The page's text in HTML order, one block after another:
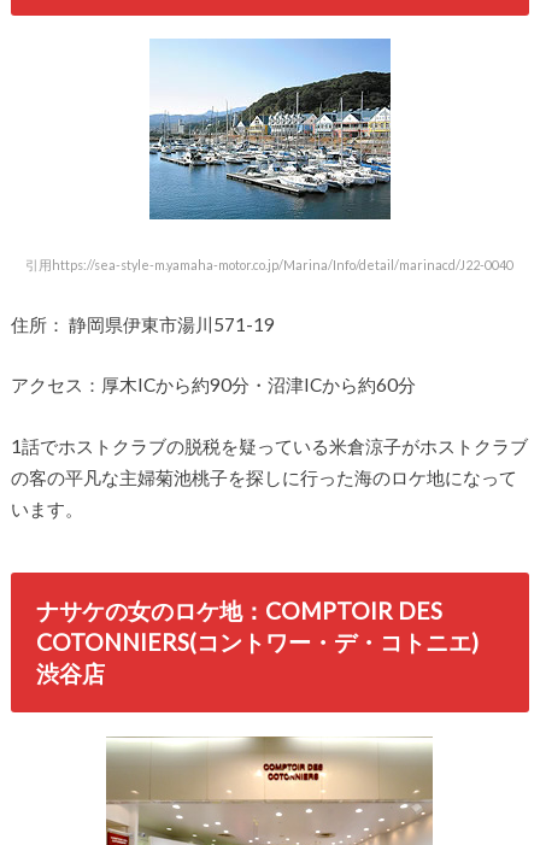
引用https://sea-style-m.yamaha-motor.co.jp/Marina/Info/detail/marinacd/J22-0040
住所： 静岡県伊東市湯川571-19
アクセス：厚木ICから約90分・沼津ICから約60分
1話でホストクラブの脱税を疑っている米倉涼子がホストクラブ
の客の平凡な主婦菊池桃子を探しに行った海のロケ地になって
います。
ナサケの女のロケ地：COMPTOIR DES
COTONNIERS(コントワー・デ・コトニエ)
渋谷店